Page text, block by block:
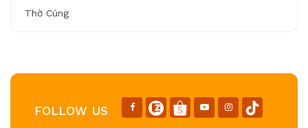
Thờ Cúng
FOLLOW US